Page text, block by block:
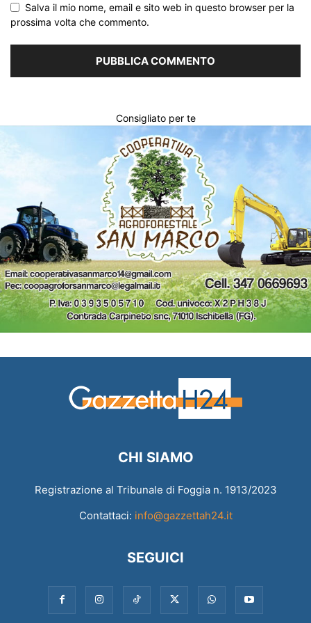
Salva il mio nome, email e sito web in questo browser per la
prossima volta che commento.
Consigliato per te
CHI SIAMO
Registrazione al Tribunale di Foggia n. 1913/2023
Contattaci: info@gazzettah24.it
SEGUICI